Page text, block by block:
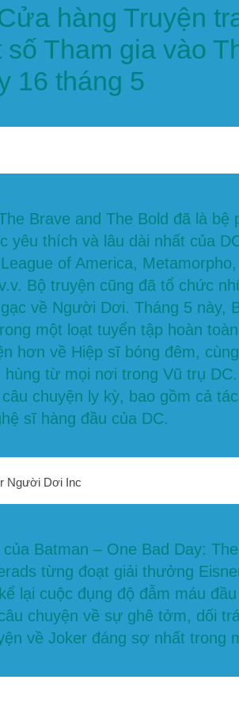
hàng Truyện
Tham gia vào
16 tháng 5
Brave and The Bold đã là bệ
yêu thích và lâu dài nhất của
of America,
Bộ truyện cũng đã tổ chức
về Người Dơi. Tháng 5 này,
một loạt tuyển tập hoàn
hơn về Hiệp sĩ bóng đêm,
từ mọi nơi trong Vũ trụ
chuyện ly kỳ, bao gồm cả
sĩ hàng đầu của DC.
Batman – One Bad Day:
từng đoạt giải thưởng
lại cuộc đụng độ đẫm máu
chuyện về sự ghê tởm, dối
về Joker đáng sợ nhất trong